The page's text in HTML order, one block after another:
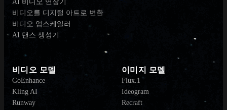
AI 비디오 연장기
비디오를 디지털 아트로 변환
비디오 업스케일러
AI 댄스 생성기
비디오 모델
GoEnhance
Kling AI
Runway
이미지 모델
Flux.1
Ideogram
Recraft